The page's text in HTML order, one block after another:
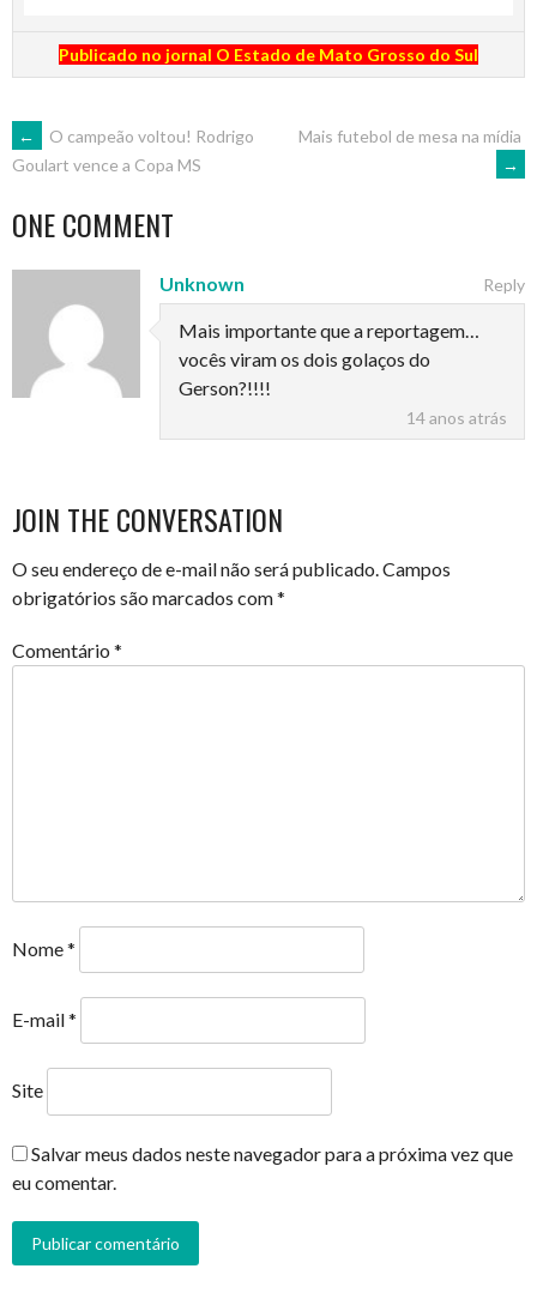
Publicado no jornal O Estado de Mato Grosso do Sul
POST
NAVIGATION
←
O campeão voltou! Rodrigo
Goulart vence a Copa MS
Mais futebol de mesa na mídia
→
ONE COMMENT
Unknown
14 anos atrás
Mais importante que a reportagem…
vocês viram os dois golaços do
Gerson?!!!!
Reply
JOIN THE CONVERSATION
O seu endereço de e-mail não será publicado.Campos
obrigatórios são marcados com*
Comentário *
Nome*
E-mail*
Site
Salvar meus dados neste navegador para a próxima vez que
eu comentar.